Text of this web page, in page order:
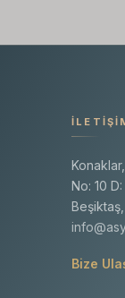
No: 10
Bize